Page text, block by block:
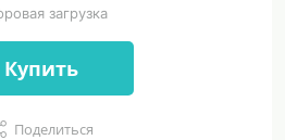
загрузка
Купить
Поделиться